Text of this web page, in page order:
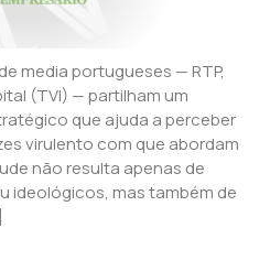
media portugueses — RTP,
(TVI) — partilham um
que ajuda a perceber
virulento com que abordam
não resulta apenas de
ideológicos, mas também de